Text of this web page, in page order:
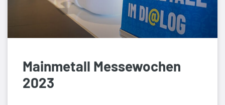
Mainmetall Messewochen
2023